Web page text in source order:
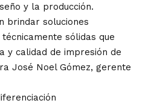
y la producción.
brindar soluciones
sólidas que
y calidad de impresión de
José Noel Gómez, gerente